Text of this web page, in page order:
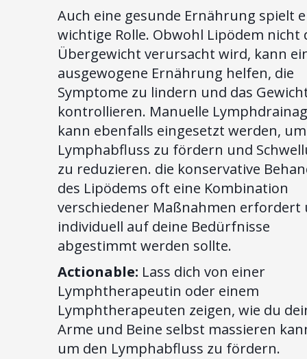
Auch eine gesunde Ernährung spielt
wichtige Rolle. Obwohl Lipödem nicht
Übergewicht verursacht wird, kann
ausgewogene Ernährung helfen, die
Symptome zu lindern und das
kontrollieren. Manuelle
kann ebenfalls eingesetzt werden,
Lymphabfluss zu fördern und
zu reduzieren. die konservative
des Lipödems oft eine Kombination
verschiedener Maßnahmen erfordert
individuell auf deine Bedürfnisse
abgestimmt werden sollte.
Actionable: Lass dich von einer
Lymphtherapeutin oder einem
Lymphtherapeuten zeigen, wie du
Arme und Beine selbst massieren
um den Lymphabfluss zu fördern.